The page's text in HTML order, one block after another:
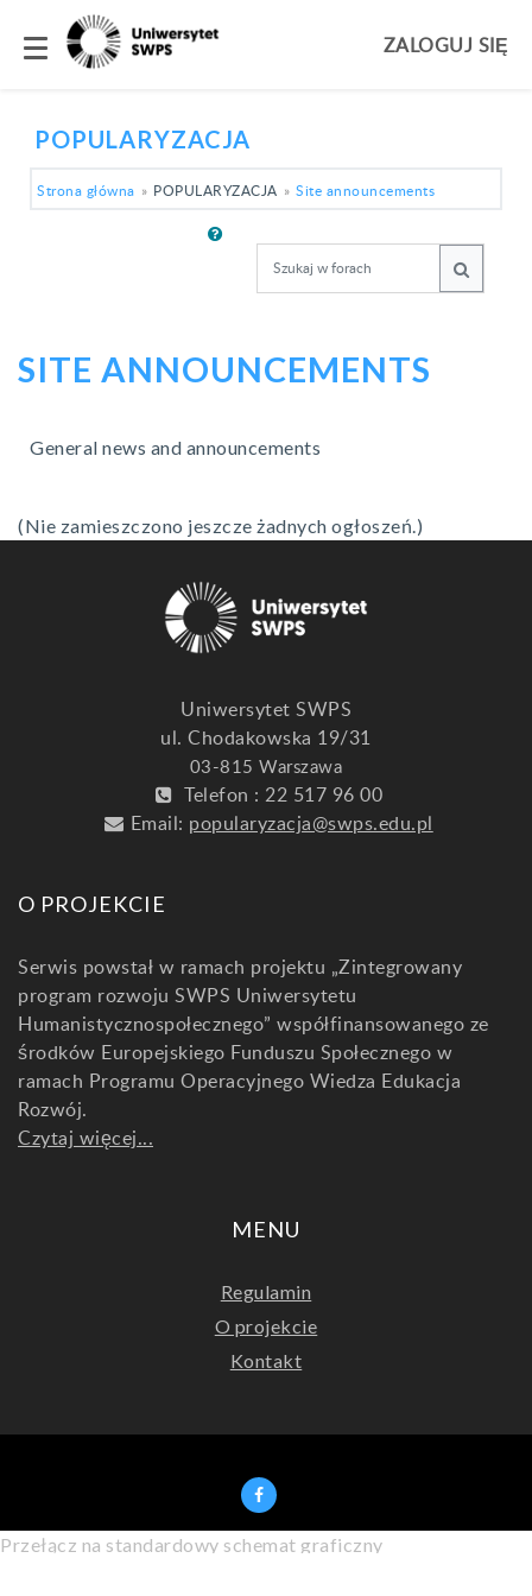
Panel boczny ZALOGUJ SIĘ
POPULARYZACJA
Strona główna POPULARYZACJA Site announcements
Szukaj w forach
Szukaj
SITE ANNOUNCEMENTS
General news and announcements
(Nie zamieszczono jeszcze żadnych ogłoszeń.)
Uniwersytet SWPS
ul. Chodakowska 19/31
03-815 Warszawa
Telefon : 22 517 96 00
Email: popularyzacja@swps.edu.pl
O PROJEKCIE
Serwis powstał w ramach projektu „Zintegrowany
program rozwoju SWPS Uniwersytetu
Humanistycznospołecznego” współfinansowanego ze
środków Europejskiego Funduszu Społecznego w
ramach Programu Operacyjnego Wiedza Edukacja
Rozwój.
Czytaj więcej...
MENU
Regulamin
O projekcie
Kontakt
Przełącz na standardowy schemat graficzny